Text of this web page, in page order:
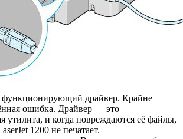
функционирующий драйвер. Крайне
ошибка. Драйвер — это
утилита, и когда повреждаются её файлы,
1200 не печатает.